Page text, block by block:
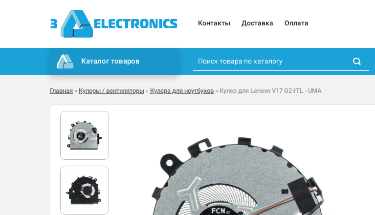
Контакты Доставка Оплата
Каталог товаров
Главная » Кулеры / вентиляторы » Кулера для ноутбуков » Кулер для Lenovo V17 G2-ITL - UMA